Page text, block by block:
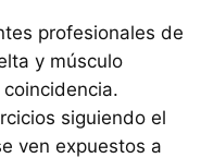
profesionales de
y músculo
siguiendo el
ven expuestos a